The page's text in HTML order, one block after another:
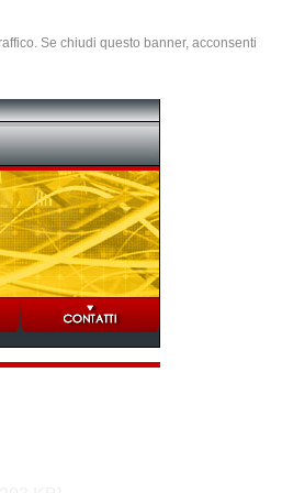
Se chiudi questo banner, acconsenti